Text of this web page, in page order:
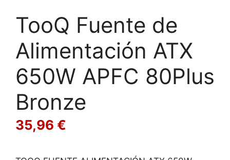
TooQ Fuente de
Alimentación ATX
650W APFC 80Plus
Bronze
35,96 €